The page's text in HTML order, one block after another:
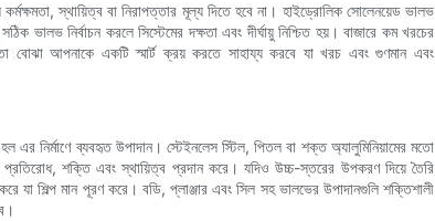
স্থায়িত্ব বা নিরাপত্তার মূল্য দিতে হবে না। হাইড্রোলিক সোলেনয়েড ভালভ
ভালভ নির্বাচন করলে সিস্টেমের দক্ষতা এবং দীর্ঘায়ু নিশ্চিত হয়। বাজারে কম খরচের
বোঝা আপনাকে একটি স্মার্ট ক্রয় করতে সাহায্য করবে যা খরচ এবং গুণমান এবং
নির্মাণে ব্যবহৃত উপাদান। স্টেইনলেস স্টিল, পিতল বা শক্ত অ্যালুমিনিয়ামের মতো
শক্তি এবং স্থায়িত্ব প্রদান করে। যদিও উচ্চ-স্তরের উপকরণ দিয়ে তৈরি
যা শিল্প মান পূরণ করে। বডি, প্লাঞ্জার এবং সিল সহ ভালভের উপাদানগুলি শক্তিশালী